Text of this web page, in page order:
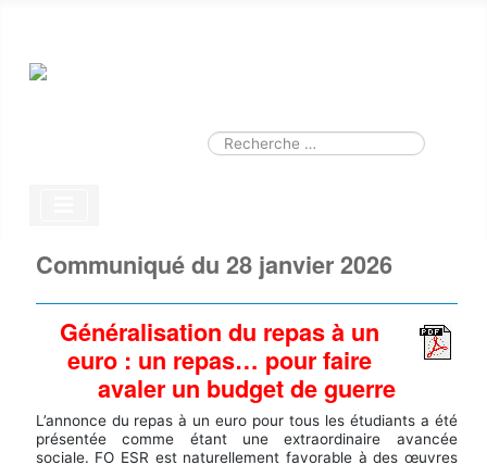
Valider
Communiqué du 28 janvier 2026
Généralisation du repas à un
euro : un repas… pour faire
avaler un budget de guerre
L’annonce du repas à un euro pour tous les étudiants a été
présentée comme étant une extraordinaire avancée
sociale. FO ESR est naturellement favorable à des œuvres